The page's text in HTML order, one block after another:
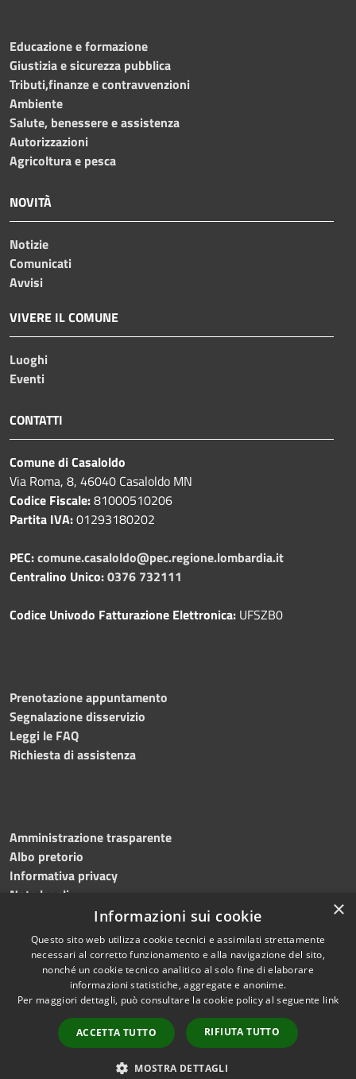
Educazione e formazione
Giustizia e sicurezza pubblica
Tributi,finanze e contravvenzioni
Ambiente
Salute, benessere e assistenza
Autorizzazioni
Agricoltura e pesca
NOVITÀ
Notizie
Comunicati
Avvisi
VIVERE IL COMUNE
Luoghi
Eventi
CONTATTI
Comune di Casaloldo
Via Roma, 8, 46040 Casaloldo MN
Codice Fiscale:81000510206
Partita IVA:01293180202
PEC:comune.casaloldo@pec.regione.lombardia.it
Centralino Unico:0376 732111
Codice Univodo Fatturazione Elettronica: UFSZB0
Prenotazione appuntamento
Segnalazione disservizio
Leggi le FAQ
Richiesta di assistenza
Amministrazione trasparente
Albo pretorio
Informativa privacy
Note legali
Dichiarazione di accessibilità
Accessibilità
Copyright © 2026 • Comune di
Casaloldo • Powered by
Municipium•
Accesso
redazione
×
Informazioni sui cookie
Questo sito web utilizza cookie tecnici e assimilati strettamente
necessari al corretto funzionamento e alla navigazione del sito,
nonché un cookie tecnico analitico al solo fine di elaborare
informazioni statistiche, aggregate e anonime.
Per maggiori dettagli, può consultare la cookie policy al seguente link
ACCETTA TUTTO RIFIUTA TUTTO
MOSTRA DETTAGLI